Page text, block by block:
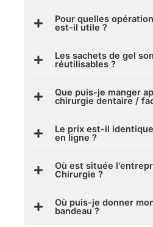
Pour quelles
est-il utile ?
Les sachets de gel
réutilisables ?
Que puis-je manger
chirurgie dentaire /
Le prix est-il
en ligne ?
Où est située
Chirurgie ?
Où puis-je donner
bandeau ?